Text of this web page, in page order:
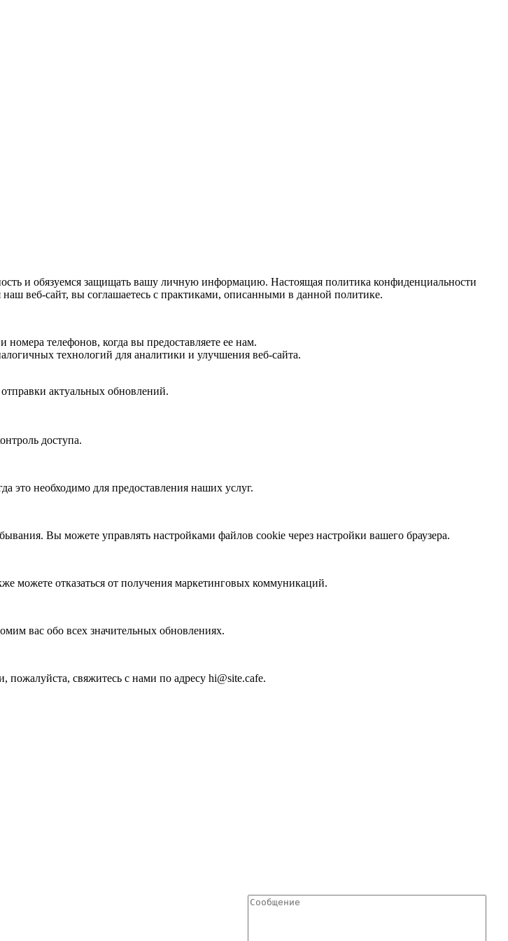
и обязуемся защищать вашу личную информацию. Настоящая политика конфиденциальности
веб-сайт, вы соглашаетесь с практиками, описанными в данной политике.
телефонов, когда вы предоставляете ее нам.
технологий для аналитики и улучшения веб-сайта.
актуальных обновлений.
доступа.
это необходимо для предоставления наших услуг.
Вы можете управлять настройками файлов cookie через настройки вашего браузера.
можете отказаться от получения маркетинговых коммуникаций.
вас обо всех значительных обновлениях.
пожалуйста, свяжитесь с нами по адресу hi@site.cafe.